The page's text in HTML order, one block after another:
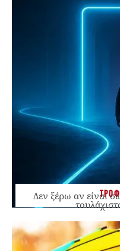
Δεν ξέρω αν είναι